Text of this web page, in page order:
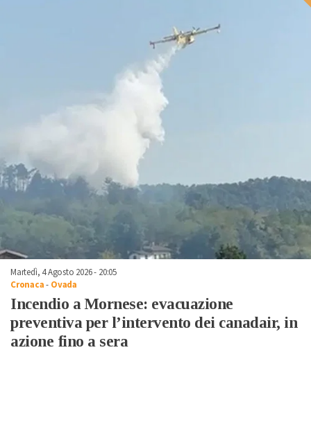
Martedì, 4 Agosto 2026 - 20:05
Cronaca- Ovada
Incendio a Mornese: evacuazione
preventiva per l’intervento dei canadair, in
azione fino a sera